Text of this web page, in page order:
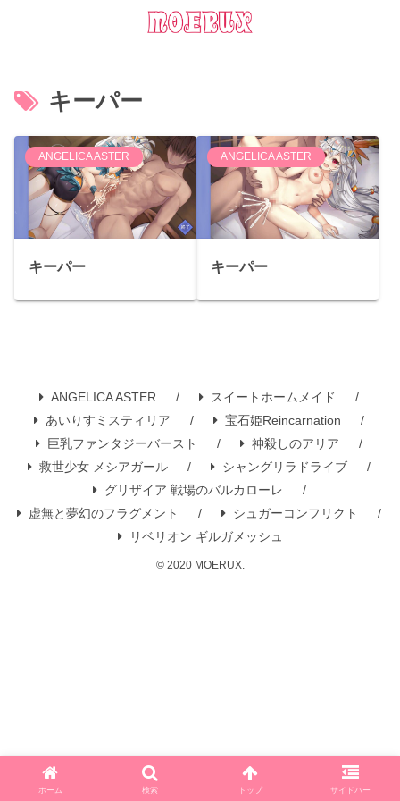
キーパー
ANGELICA ASTER
キーパー
ANGELICA ASTER
キーパー
ANGELICA ASTER
スイートホームメイド
あいりすミスティリア
宝石姫Reincarnation
巨乳ファンタジーバースト
神殺しのアリア
救世少女 メシアガール
シャングリラドライブ
グリザイア 戦場のバルカローレ
虚無と夢幻のフラグメント
シュガーコンフリクト
リベリオン ギルガメッシュ
© 2020 MOERUX.
ホーム 検索 トップ サイドバー